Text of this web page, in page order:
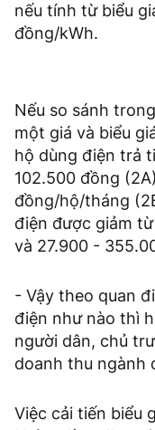
nếu tính từ biểu
đồng/kWh.
Nếu so sánh
một giá và biểu
hộ dùng điện trả
102.500 đồng
đồng/hộ/tháng
điện được giảm
và 27.900 -
- Vậy theo quan
điện như nào thì
người dân, chủ
doanh thu ngành
Việc cải tiến biểu